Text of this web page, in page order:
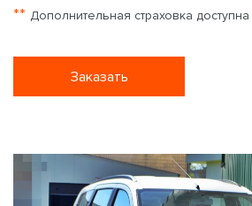
** Дополнительная страховка доступна
Заказать